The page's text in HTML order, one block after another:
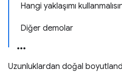
Hangi yaklaşımı
Diğer demolar
Uzunluklardan doğal